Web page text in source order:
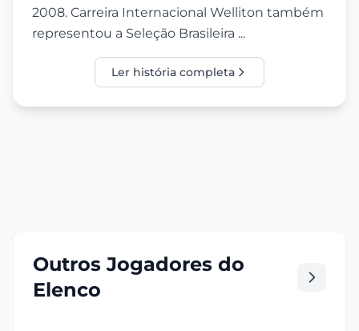
2008. Carreira Internacional Welliton também
representou a Seleção Brasileira ...
Ler história completa
Outros Jogadores do
Elenco